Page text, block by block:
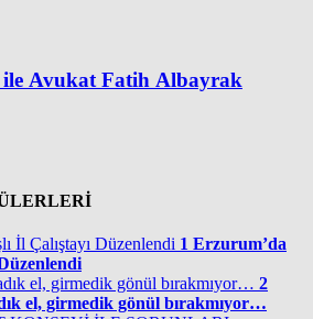
Avukat Fatih Albayrak
1 Erzurum’da
2
el, girmedik gönül bırakmıyor…